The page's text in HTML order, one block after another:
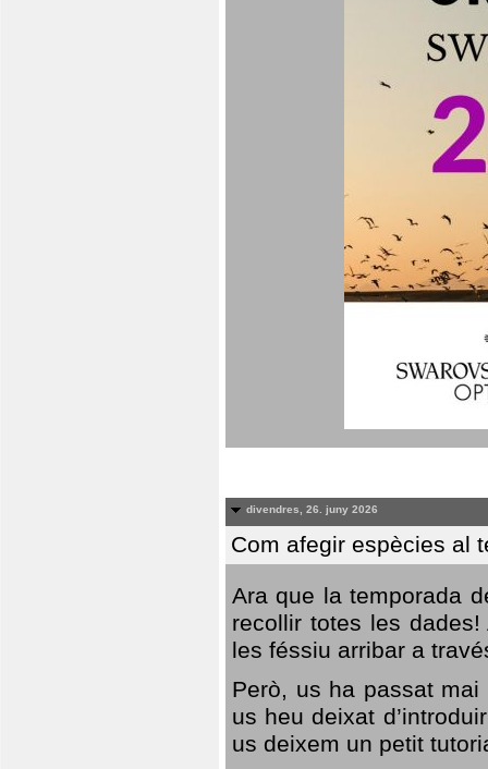
divendres, 26. juny 2026
Com afegir espècies al
Ara que la temporada
recollir totes les
les féssiu arribar a
Però, us ha passat
us heu deixat
us deixem un petit